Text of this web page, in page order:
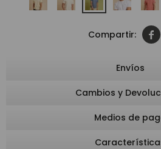

Envíos
Cambios y
Medios de